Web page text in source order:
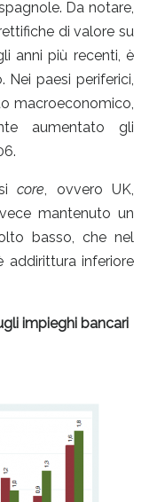
Da notare,
di valore su
anni più recenti, è
paesi periferici,
macroeconomico,
aumentato gli
core , ovvero UK,
mantenuto un
basso, che nel
addirittura inferiore
impieghi bancari